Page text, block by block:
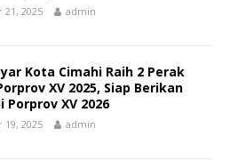
2025 admin
Kota Cimahi Raih 2 Perak
XV 2025, Siap Berikan
Porprov XV 2026
2025 admin